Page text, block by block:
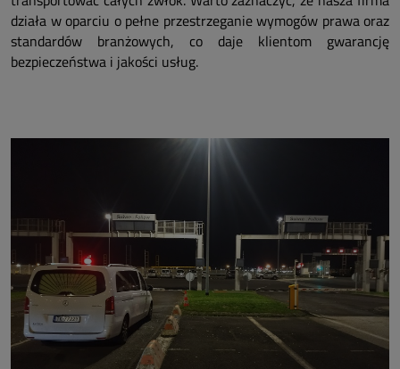
działa w oparciu o pełne przestrzeganie wymogów prawa oraz
standardów branżowych, co daje klientom gwarancję
bezpieczeństwa i jakości usług.